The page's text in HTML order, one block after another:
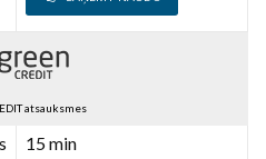
atsauksmes
15 min